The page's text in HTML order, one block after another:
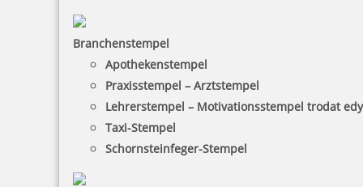
Branchenstempel
Apothekenstempel
Praxisstempel – Arztstempel
Lehrerstempel – Motivationsstempel trodat
Taxi-Stempel
Schornsteinfeger-Stempel